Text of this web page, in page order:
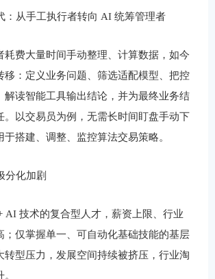
：从手工执行者转向 AI 统筹管理者
耗费大量时间手动整理、计算数据，如今
移：定义业务问题、筛选适配模型、把控
解读智能工具输出结论，并为最终业务结
。以交易员为例，无需长时间盯盘手动下
搭建、调整、监控算法交易策略。
分化加剧
AI 技术的复合型人才，薪资上限、行业
；仅掌握单一、可自动化基础技能的基层
转型压力，发展空间持续被挤压，行业淘